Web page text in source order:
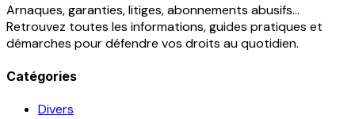
Arnaques, garanties, litiges, abonnements abusifs...
Retrouvez toutes les informations, guides pratiques et
démarches pour défendre vos droits au quotidien.
Catégories
Divers